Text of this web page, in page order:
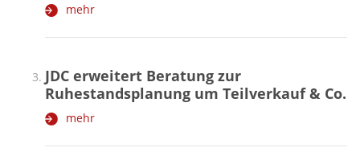
mehr
JDC erweitert Beratung zur
Ruhestandsplanung um Teilverkauf & Co.
mehr